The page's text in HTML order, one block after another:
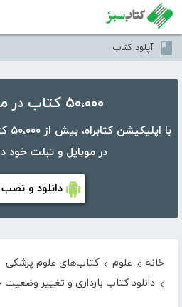
آپلود کتاب
۵۰،۰۰۰ کتاب در موبایل شما
با
در موبایل و تبلت خود
دانلود و نصب
خانه › علوم › کتاب‌های علوم پزشکی
› دانلود کتاب بارداری و تغییر